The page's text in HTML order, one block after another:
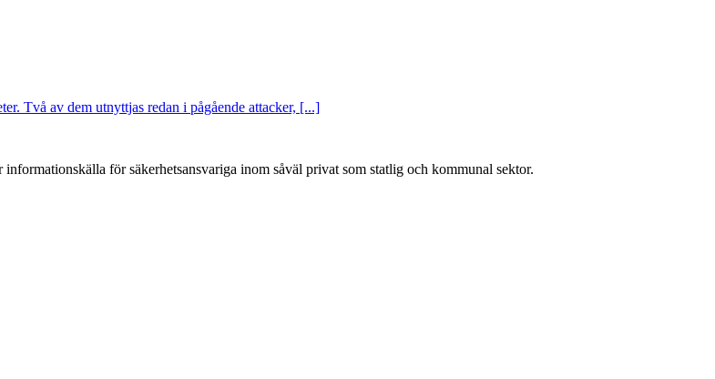
Två av dem utnyttjas redan i pågående attacker, [...]
för säkerhets­ansvariga inom såväl privat som statlig och kommunal sektor.